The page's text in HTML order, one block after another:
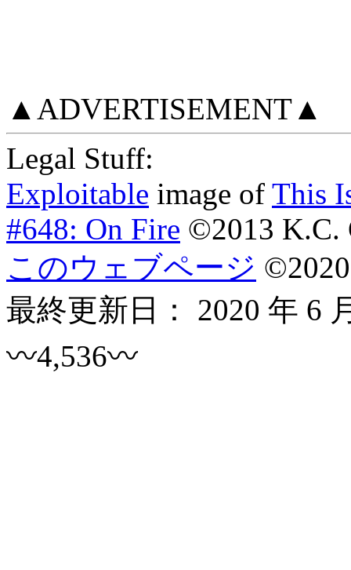
▲ADVERTISEMENT▲
Legal Stuff:
Exploitable image of This
#648: On Fire ©2013 K.C.
このウェブページ ©2020
最終更新日： 2020 年 6
〰4,536〰